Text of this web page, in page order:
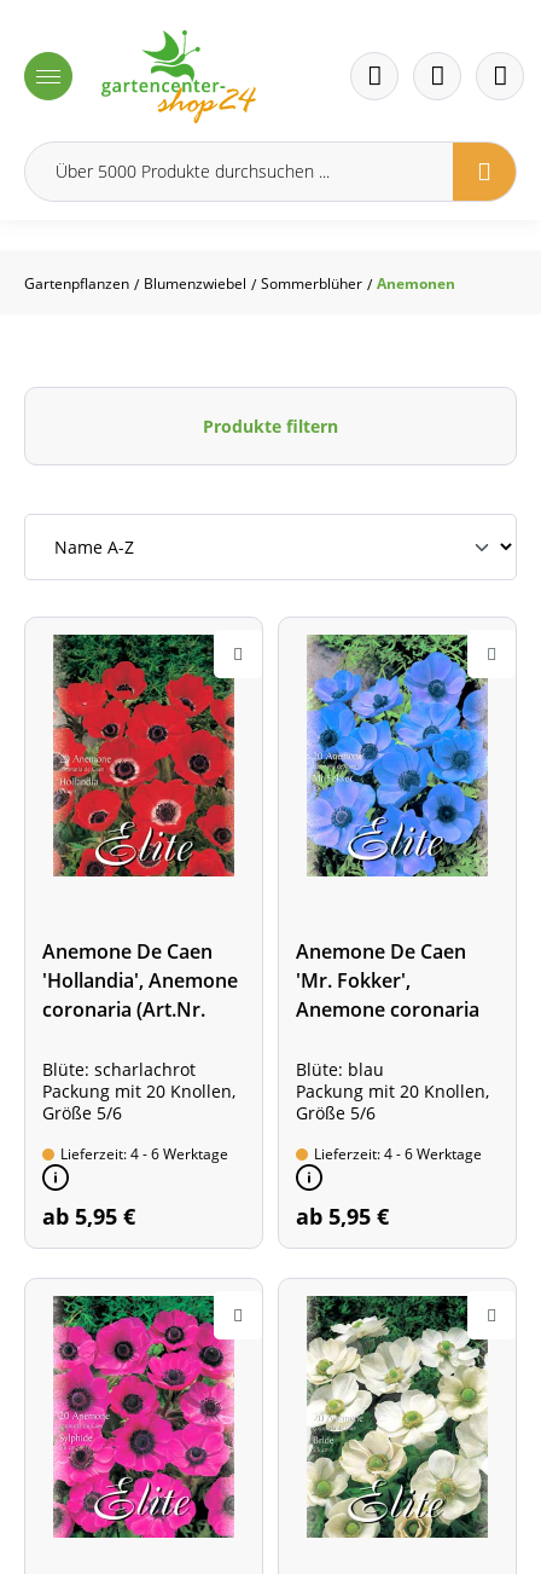
Gartenpflanzen / Blumenzwiebel / Sommerblüher / Anemonen
Produkte filtern
Anemone De Caen
'Hollandia', Anemone
coronaria (Art.Nr.
Blüte: scharlachrot
Packung mit 20 Knollen,
Größe 5/6
Lieferzeit: 4 - 6 Werktage
ab 5,95 €
Anemone De Caen
'Mr. Fokker',
Anemone coronaria
Blüte: blau
Packung mit 20 Knollen,
Größe 5/6
Lieferzeit: 4 - 6 Werktage
ab 5,95 €